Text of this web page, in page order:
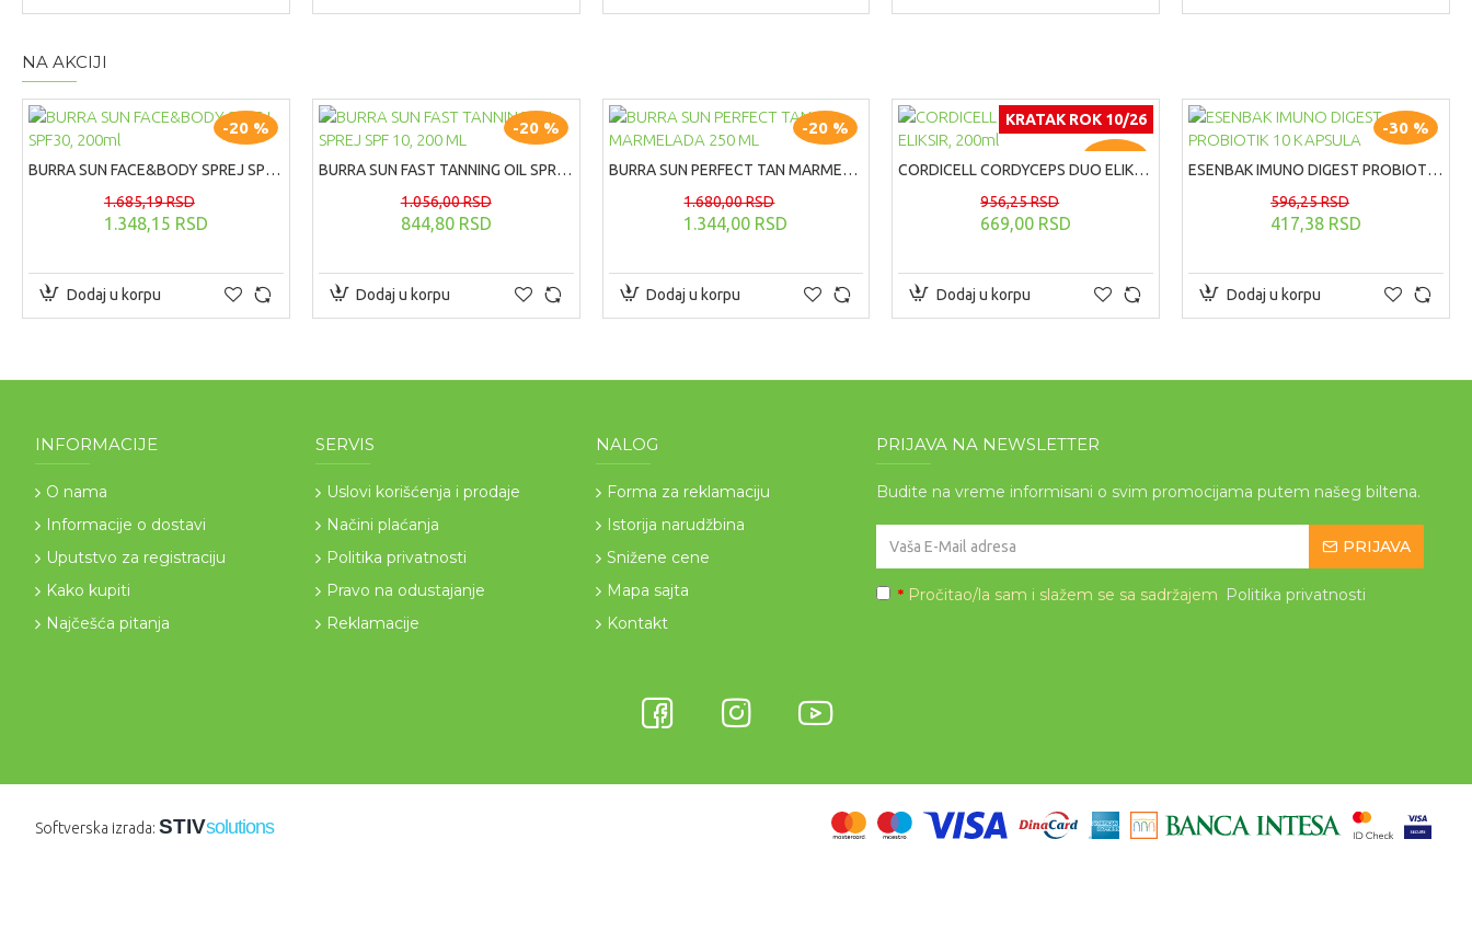
NA AKCIJI
-20 %
BURRA SUN FACE&BODY SPREJ SPF30, 200ml
1.348,15 RSD
1.685,19 RSD
Dodaj u korpu
-20 %
BURRA SUN FAST TANNING OIL SPREJ SPF 10, 200 ML
844,80 RSD
1.056,00 RSD
Dodaj u korpu
-20 %
BURRA SUN PERFECT TAN MARMELADA 250 ML
1.344,00 RSD
1.680,00 RSD
Dodaj u korpu
KRATAK ROK 10/26
-30 %
CORDICELL CORDYCEPS DUO ELIKSIR, 200ml
669,00 RSD
956,25 RSD
Dodaj u korpu
-30 %
ESENBAK IMUNO DIGEST PROBIOTIK 10 KAPSULA
417,38 RSD
596,25 RSD
Dodaj u korpu
INFORMACIJE
O nama
Informacije o dostavi
Uputstvo za registraciju
Kako kupiti
Najčešća pitanja
SERVIS
Uslovi korišćenja i prodaje
Načini plaćanja
Politika privatnosti
Pravo na odustajanje
Reklamacije
NALOG
Forma za reklamaciju
Istorija narudžbina
Snižene cene
Mapa sajta
Kontakt
PRIJAVA NA NEWSLETTER
Budite na vreme informisani o svim promocijama putem našeg biltena.
PRIJAVA
* Pročitao/la sam i slažem se sa sadržajem Politika privatnosti
Softverska izrada: STIVsolutions